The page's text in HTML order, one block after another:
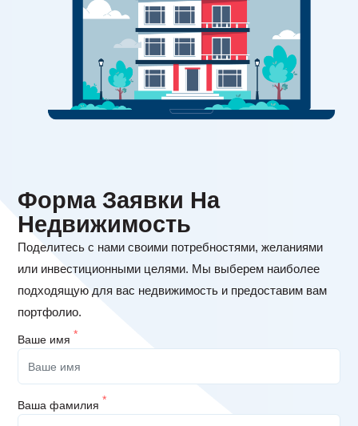
Форма Заявки На
Недвижимость
Поделитесь с нами своими потребностями, желаниями
или инвестиционными целями. Мы выберем наиболее
подходящую для вас недвижимость и предоставим вам
портфолио.
Ваше имя *
Ваша фамилия *